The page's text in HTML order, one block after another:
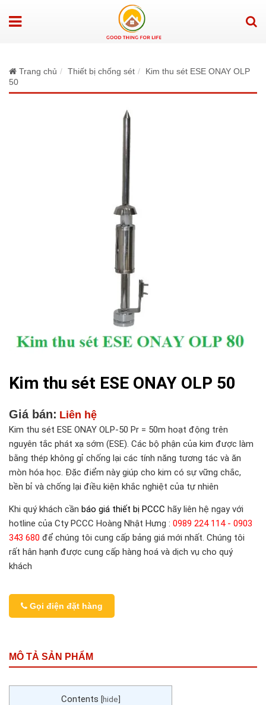
Trang chủ Thiết bị chống sét
Kim thu sét ESE ONAY OLP
50
Kim thu sét ESE ONAY OLP 50
Giá bán: Liên hệ
Kim thu sét ESE ONAY OLP-50 Pr = 50m hoạt động trên
nguyên tắc phát xạ sớm (ESE). Các bộ phận của kim được làm
bằng thép không gỉ chống lại các tính năng tương tác và ăn
mòn hóa học. Đặc điểm này giúp cho kim có sự vững chắc,
bền bỉ và chống lại điều kiện khắc nghiệt của tự nhiên
Khi quý khách cần báo giá thiết bị PCCC hãy liên hệ ngay với
hotline của Cty PCCC Hoàng Nhật Hưng : 0989 224 114 - 0903
343 680 để chúng tôi cung cấp bảng giá mới nhất. Chúng tôi
rất hân hạnh được cung cấp hàng hoá và dịch vụ cho quý
khách
Gọi điện đặt hàng
MÔ TẢ SẢN PHẨM
Contents [hide]